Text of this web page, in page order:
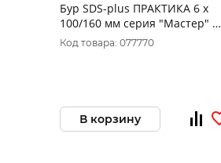
Бур SDS-plus ПРАКТИКА 6 х
100/160 мм серия "Мастер" по
бетону 911-598
Код товара: 077770
В корзину